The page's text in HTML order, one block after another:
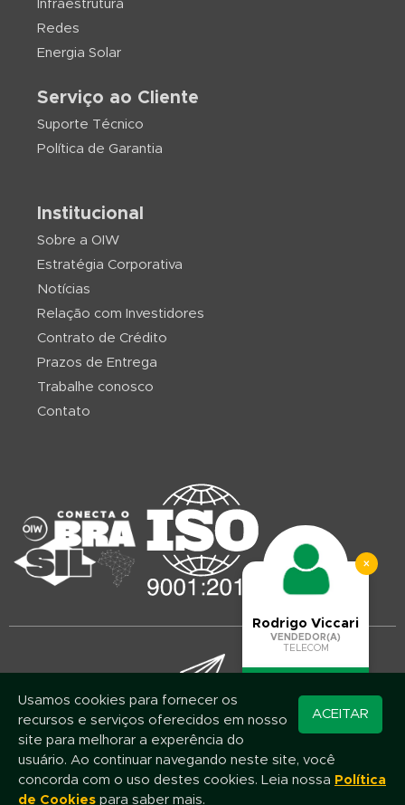
Infraestrutura
Redes
Energia Solar
Serviço ao Cliente
Suporte Técnico
Política de Garantia
Institucional
Sobre a OIW
Estratégia Corporativa
Notícias
Relação com Investidores
Contrato de Crédito
Prazos de Entrega
Trabalhe conosco
Contato
Mantenha-se atualizado!
Assine nossa newsletter e fique por dentro das novidades e promoções
Nome
×
Rodrigo Viccari
VENDEDOR(A)
TELECOM
Converse pelo
WhatsApp
ACEITAR
Usamos cookies para fornecer os
recursos e serviços oferecidos em nosso
site para melhorar a experência do
usuário. Ao continuar navegando neste site, você
concorda com o uso destes cookies. Leia nossa Política
de Cookies para saber mais.